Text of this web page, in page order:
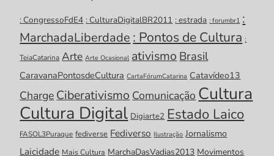
: CongressoFdE4 : CulturaDigitalBR2011 : estrada : forumbr1 :
MarchadaLiberdade : Pontos de Cultura :
TeiaCatarina Arte Arte Ocasional ativismo Brasil
CaravanaPontosdeCultura CartaFórumCatarina Catavídeo13
Charge Ciberativismo Comunicação Cultura
Cultura Digital Digiarte2 Estado Laico
FASOL3Puraque fediverse Fediverso Ilustração Jornalismo
Laicidade Mais Cultura MarchaDasVadias2013 Movimentos